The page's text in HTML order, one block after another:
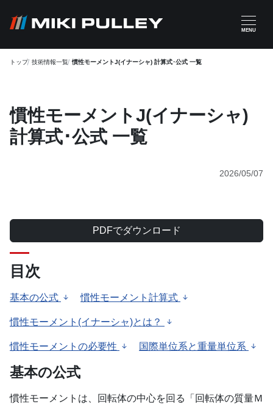
MENU
トップ 技術情報一覧 慣性モーメントJ(イナーシャ) 計算式･公式 一覧
慣性モーメントJ(イナーシャ)
計算式･公式 一覧
2026/05/07
PDFでダウンロード
目次
基本の公式 慣性モーメント計算式
慣性モーメント(イナーシャ)とは？
慣性モーメントの必要性 国際単位系と重量単位系
基本の公式
慣性モーメントは、回転体の中心を回る「回転体の質量Ｍ